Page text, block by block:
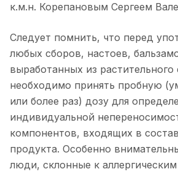
к.м.н. Корепановым Сергеем
Следует помнить, что перед
любых сборов, настоев,
выработанных из растительного
необходимо принять пробную
или более раз) дозу для
индивидуальной
компонентов, входящих в
продукта. Особенно
люди, склонные к